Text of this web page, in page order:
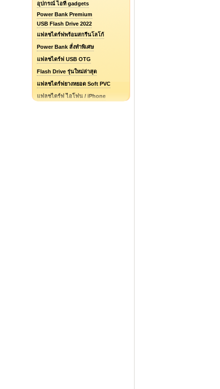
อุปกรณ์ ไอที gadgets
Power Bank Premium
USB Flash Drive 2022
แฟลชไดร์ฟพร้อมสกรีนโลโก้
Power Bank สั่งทำพิเศษ
แฟลชไดร์ฟ USB OTG
Flash Drive รุ่นใหม่ล่าสุด
แฟลชไดร์ฟยางหยอด Soft PVC
แฟลชไดร์ฟ ไอโฟน / iPhone